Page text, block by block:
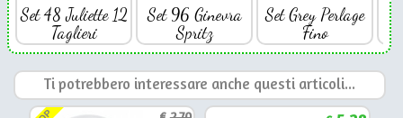
Set 48 Juliette 12
Taglieri
Set 96 Ginevra
Spritz
Set Grey Perlage
Fino
Ti potrebbero interessare anche questi articoli...